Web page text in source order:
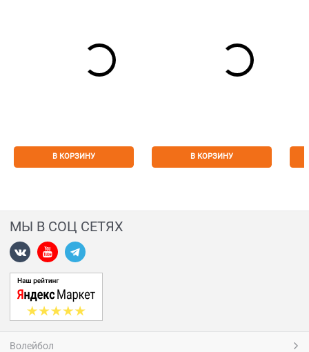
В КОРЗИНУ В КОРЗИНУ
МЫ В СОЦ СЕТЯХ
Волейбол